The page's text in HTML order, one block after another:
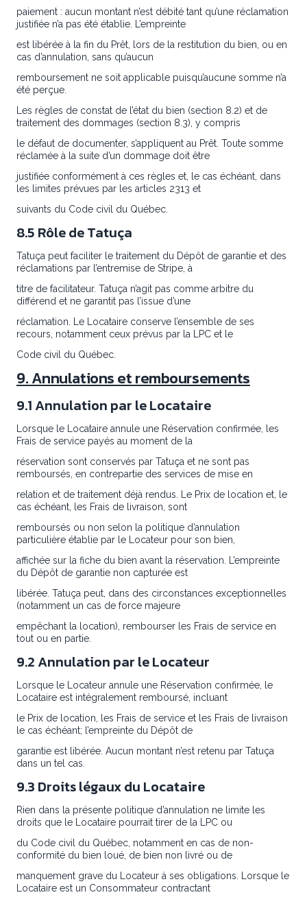
paiement : aucun montant n’est débité tant qu’une réclamation
justifiée n’a pas été établie. L’empreinte
est libérée à la fin du Prêt, lors de la restitution du bien, ou en
cas d’annulation, sans qu’aucun
remboursement ne soit applicable puisqu’aucune somme n’a
été perçue.
Les règles de constat de l’état du bien (section 8.2) et de
traitement des dommages (section 8.3), y compris
le défaut de documenter, s’appliquent au Prêt. Toute somme
réclamée à la suite d’un dommage doit être
justifiée conformément à ces règles et, le cas échéant, dans
les limites prévues par les articles 2313 et
suivants du Code civil du Québec.
8.5 Rôle de Tatuça
Tatuça peut faciliter le traitement du Dépôt de garantie et des
réclamations par l’entremise de Stripe, à
titre de facilitateur. Tatuça n’agit pas comme arbitre du
différend et ne garantit pas l’issue d’une
réclamation. Le Locataire conserve l’ensemble de ses
recours, notamment ceux prévus par la LPC et le
Code civil du Québec.
9. Annulations et remboursements
9.1 Annulation par le Locataire
Lorsque le Locataire annule une Réservation confirmée, les
Frais de service payés au moment de la
réservation sont conservés par Tatuça et ne sont pas
remboursés, en contrepartie des services de mise en
relation et de traitement déjà rendus. Le Prix de location et, le
cas échéant, les Frais de livraison, sont
remboursés ou non selon la politique d’annulation
particulière établie par le Locateur pour son bien,
affichée sur la fiche du bien avant la réservation. L’empreinte
du Dépôt de garantie non capturée est
libérée. Tatuça peut, dans des circonstances exceptionnelles
(notamment un cas de force majeure
empêchant la location), rembourser les Frais de service en
tout ou en partie.
9.2 Annulation par le Locateur
Lorsque le Locateur annule une Réservation confirmée, le
Locataire est intégralement remboursé, incluant
le Prix de location, les Frais de service et les Frais de livraison
le cas échéant; l’empreinte du Dépôt de
garantie est libérée. Aucun montant n’est retenu par Tatuça
dans un tel cas.
9.3 Droits légaux du Locataire
Rien dans la présente politique d’annulation ne limite les
droits que le Locataire pourrait tirer de la LPC ou
du Code civil du Québec, notamment en cas de non-
conformité du bien loué, de bien non livré ou de
manquement grave du Locateur à ses obligations. Lorsque le
Locataire est un Consommateur contractant